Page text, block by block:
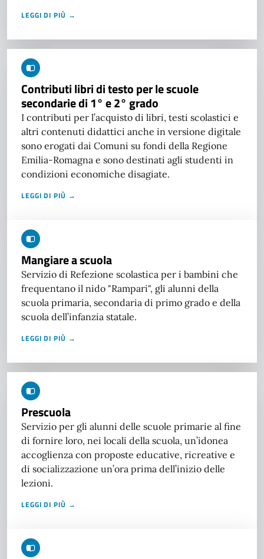
LEGGI DI PIÙ →
Contributi libri di testo per le scuole
secondarie di 1° e 2° grado
I contributi per l’acquisto di libri, testi scolastici e
altri contenuti didattici anche in versione digitale
sono erogati dai Comuni su fondi della Regione
Emilia-Romagna e sono destinati agli studenti in
condizioni economiche disagiate.
LEGGI DI PIÙ →
Mangiare a scuola
Servizio di Refezione scolastica per i bambini che
frequentano il nido "Rampari", gli alunni della
scuola primaria, secondaria di primo grado e della
scuola dell’infanzia statale.
LEGGI DI PIÙ →
Prescuola
Servizio per gli alunni delle scuole primarie al fine
di fornire loro, nei locali della scuola, un’idonea
accoglienza con proposte educative, ricreative e
di socializzazione un’ora prima dell’inizio delle
lezioni.
LEGGI DI PIÙ →